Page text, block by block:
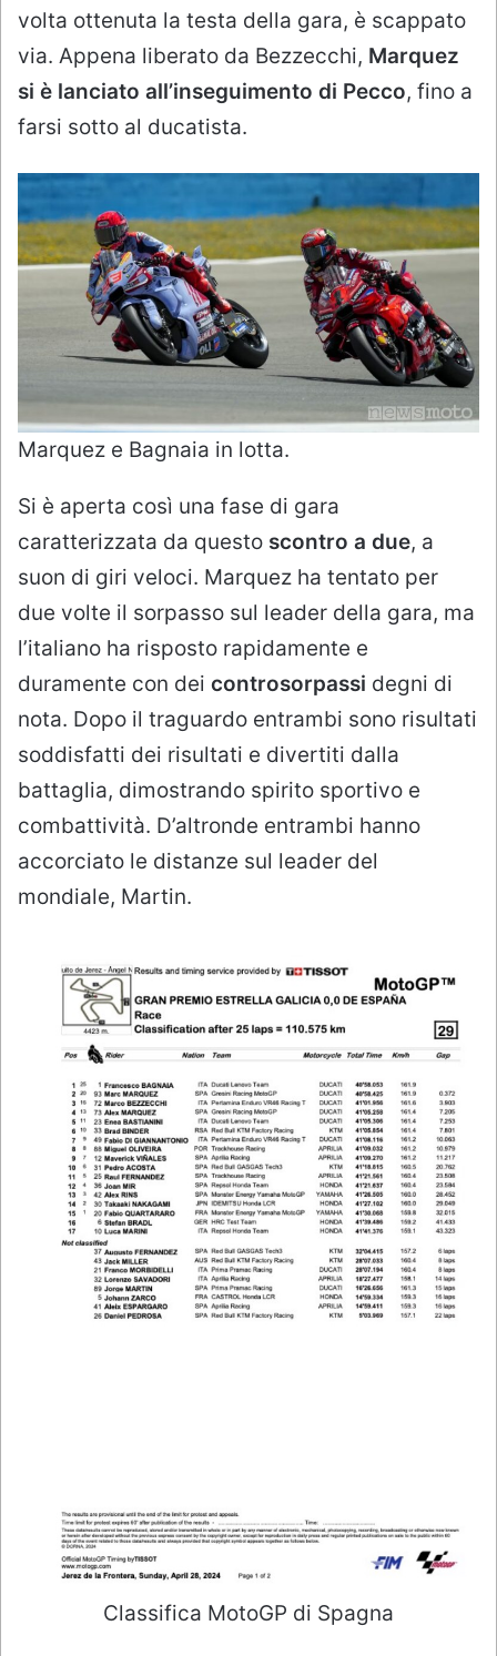
volta ottenuta la testa della gara, è scappato
via. Appena liberato da Bezzecchi, Marquez
si è lanciato all’inseguimento di Pecco, fino a
farsi sotto al ducatista.
Marquez e Bagnaia in lotta.
Si è aperta così una fase di gara
caratterizzata da questo scontro a due, a
suon di giri veloci. Marquez ha tentato per
due volte il sorpasso sul leader della gara, ma
l’italiano ha risposto rapidamente e
duramente con dei controsorpassi degni di
nota. Dopo il traguardo entrambi sono risultati
soddisfatti dei risultati e divertiti dalla
battaglia, dimostrando spirito sportivo e
combattività. D’altronde entrambi hanno
accorciato le distanze sul leader del
mondiale, Martin.
Classifica MotoGP di Spagna